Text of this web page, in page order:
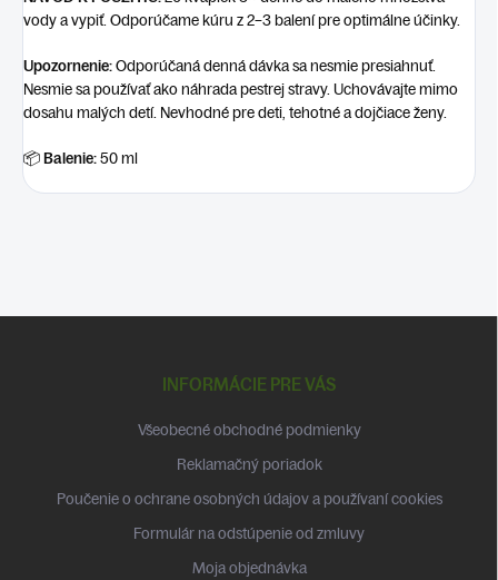
vody a vypiť. Odporúčame kúru z 2–3 balení pre optimálne účinky.
Upozornenie:Odporúčaná denná dávka sa nesmie presiahnuť.
Nesmie sa používať ako náhrada pestrej stravy. Uchovávajte mimo
dosahu malých detí. Nevhodné pre deti, tehotné a dojčiace ženy.
📦Balenie:50 ml
INFORMÁCIE PRE VÁS
Všeobecné obchodné podmienky
Reklamačný poriadok
Poučenie o ochrane osobných údajov a používaní cookies
Formulár na odstúpenie od zmluvy
Moja objednávka